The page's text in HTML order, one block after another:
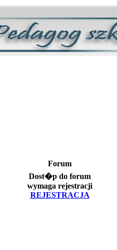
Forum
Dost�p do forum
wymaga rejestracji
REJESTRACJA